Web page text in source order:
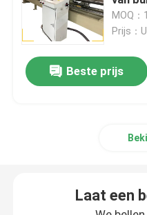
Machine voor het
CNC Oppoetsende
Blad Oppoetsende
MOQ
Prijs：
Beste prijs
Laat een